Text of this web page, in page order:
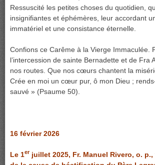
Ressuscité les petites choses du quotidien,
insignifiantes et éphémères, leur accordant
immatériel et une consistance éternelle.
Confions ce Carême à la Vierge Immaculée.
l’intercession de sainte Bernadette et de Fra
nos routes. Que nos cœurs chantent la
Crée en moi un cœur pur, ô mon Dieu ;
sauvé » (Psaume 50).
16 février 2026
Le 1er juillet 2025, Fr. Manuel Rivero, o.